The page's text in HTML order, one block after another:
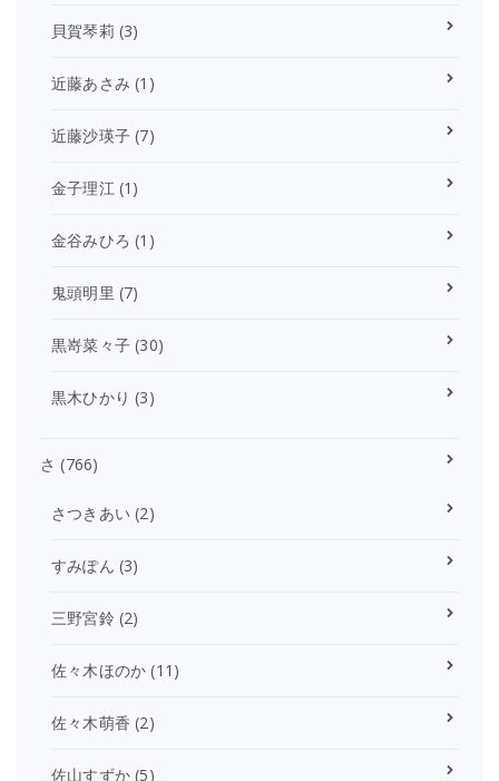
貝賀琴莉 (3)
近藤あさみ (1)
近藤沙瑛子 (7)
金子理江 (1)
金谷みひろ (1)
鬼頭明里 (7)
黒嵜菜々子 (30)
黒木ひかり (3)
さ (766)
さつきあい (2)
すみぽん (3)
三野宮鈴(2)
佐々木ほのか (11)
佐々木萌香 (2)
佐山すずか (5)